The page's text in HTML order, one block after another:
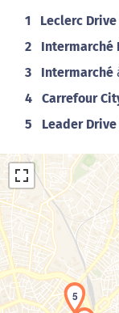
1 Leclerc Drive
2 Intermarché
3 Intermarché
4 Carrefour
5 Leader Drive
5